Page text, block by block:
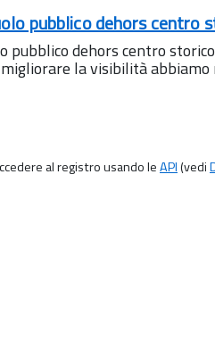
pubblico dehors centro
pubblico dehors centro
la visibilità
al registro usando leAPI(vedi